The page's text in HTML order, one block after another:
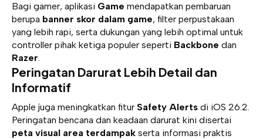
Bagi gamer, aplikasi Game mendapatkan pembaruan
berupa banner skor dalam game, filter perpustakaan
yang lebih rapi, serta dukungan yang lebih optimal untuk
controller pihak ketiga populer seperti Backbone dan
Razer.
Peringatan Darurat Lebih Detail dan
Informatif
Apple juga meningkatkan fitur Safety Alerts di iOS 26.2.
Peringatan bencana dan keadaan darurat kini disertai
peta visual area terdampak serta informasi praktis